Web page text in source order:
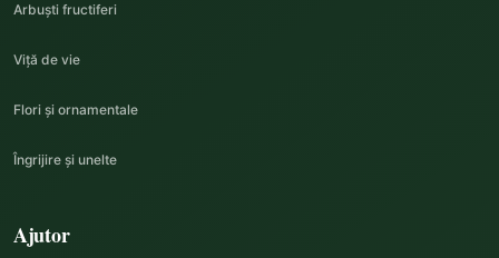
Arbuști fructiferi
Viță de vie
Flori și ornamentale
Îngrijire și unelte
Ajutor